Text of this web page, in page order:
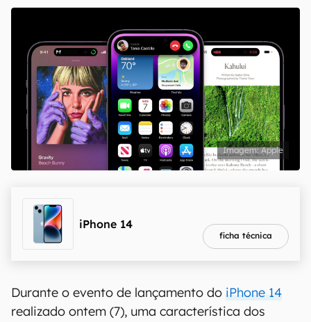
Apple
iPhone 14
ficha técnica
Durante o evento de lançamento do iPhone 14
realizado ontem (7), uma característica dos